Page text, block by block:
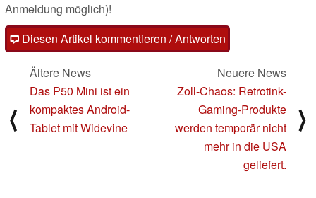
Anmeldung möglich)!
Diesen Artikel kommentieren / Antworten
⟨
Ältere News
Das P50 Mini ist ein
kompaktes Android-
Tablet mit Widevine
Neuere News
Zoll-Chaos: Retrotink-
Gaming-Produkte
werden temporär nicht
mehr in die USA
geliefert.
⟩